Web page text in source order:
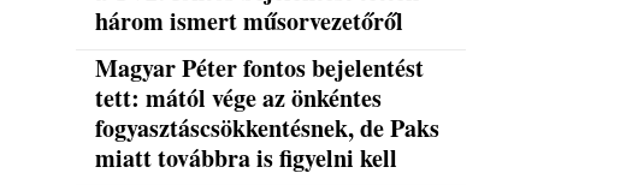
három ismert műsorvezetőről
Magyar Péter fontos bejelentést
tett: mától vége az önkéntes
fogyasztáscsökkentésnek, de Paks
miatt továbbra is figyelni kell